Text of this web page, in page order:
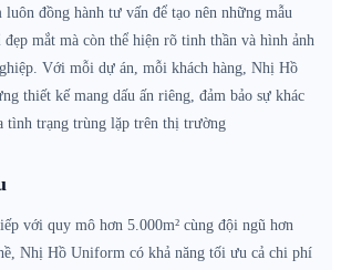
đồng hành tư vấn để tạo nên những mẫu
mắt mà còn thể hiện rõ tinh thần và hình ảnh
Với mỗi dự án, mỗi khách hàng, Nhị Hồ
thiết kế mang dấu ấn riêng, đảm bảo sự khác
tình trạng trùng lặp trên thị trường
với quy mô hơn 5.000m² cùng đội ngũ hơn
Nhị Hồ Uniform có khả năng tối ưu cả chi phí